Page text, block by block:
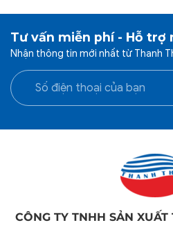
Tư vấn miễn phí - Hỗ trợ
Nhận thông tin mới nhất từ Thanh
CÔNG TY TNHH SẢN